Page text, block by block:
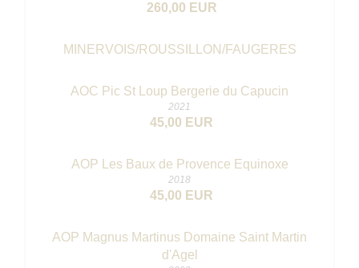
260,00 EUR
MINERVOIS/ROUSSILLON/FAUGERES
AOC Pic St Loup Bergerie du Capucin
2021
45,00 EUR
AOP Les Baux de Provence Equinoxe
2018
45,00 EUR
AOP Magnus Martinus Domaine Saint Martin
d'Agel